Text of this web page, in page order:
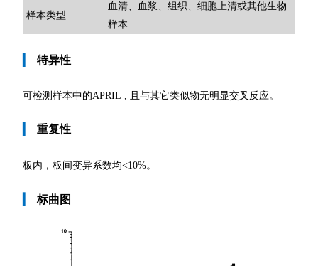
样本类型
血清、血浆、组织、细胞上清或其他生物
样本
特异性
可检测样本中的APRIL , 且与其它类似物无明显交叉反应。
重复性
板内，板间变异系数均<10%。
标曲图